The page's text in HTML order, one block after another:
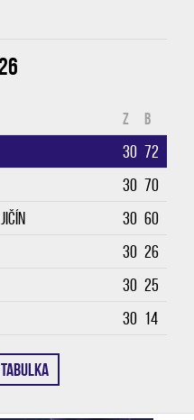
Z B
30 72
30 70
30 60
30 26
30 25
30 14